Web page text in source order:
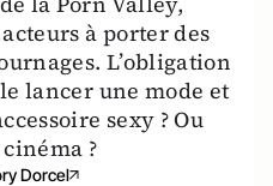
à porter des
L’obligation
lancer une mode et
sexy ? Ou
?
Dorcel